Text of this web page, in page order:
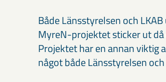
Både Länsstyrelsen och
MyreN-projektet sticker ut
Projektet har en annan viktig
något både Länsstyrelsen